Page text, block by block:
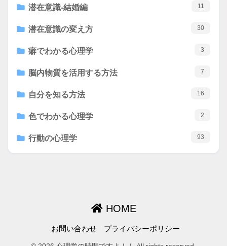
潜在意識-結婚編 11
潜在意識の変え方 30
癖でわかる心理学 3
脳内物質を活用する方法 7
自分を知る方法 16
色でわかる心理学 2
行動の心理学 93
HOME
お問い合わせ プライバシーポリシー